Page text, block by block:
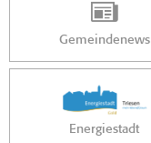
Gemeindenews
Energiestadt